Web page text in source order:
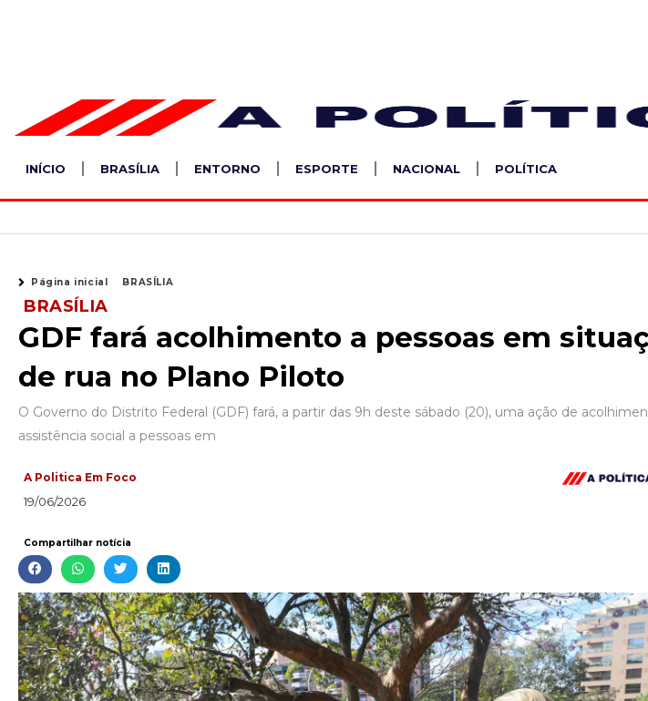
INÍCIO BRASÍLIA ENTORNO ESPORTE NACIONAL POLÍTICA
Página inicial BRASÍLIA
BRASÍLIA
GDF fará acolhimento a pessoas em
de rua no Plano Piloto
O Governo do Distrito Federal (GDF) fará, a partir das 9h deste sábado (20), uma ação de
assistência social a pessoas em
A Politica Em Foco
19/06/2026
Compartilhar notícia